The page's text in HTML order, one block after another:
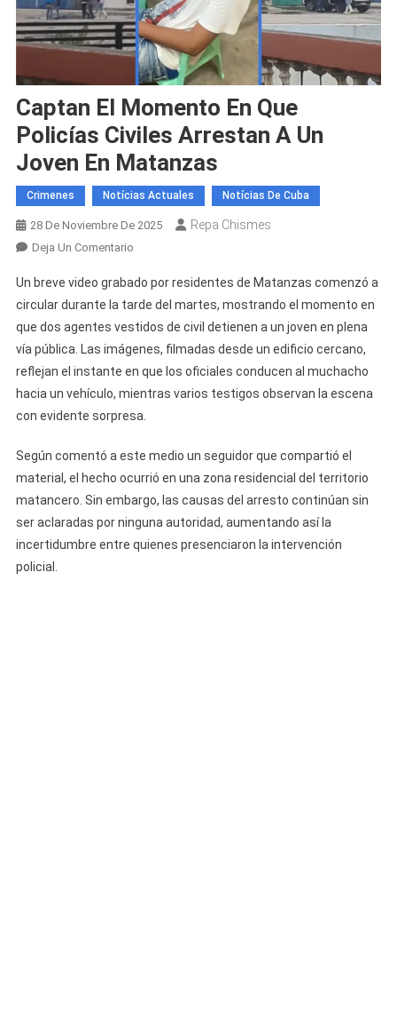
Captan El Momento En Que
Policías Civiles Arrestan A Un
Joven En Matanzas
Crimenes Notícias Actuales Notícias De Cuba
28 De Noviembre De 2025 Repa Chismes
Deja Un ComentarioEn
El
Momento
En
Que
Policías
Civiles
Arrestan
Un
Joven
Un breve video grabado por residentes de Matanzas comenzó a
circular durante la tarde del martes, mostrando el momento en
que dos agentes vestidos de civil detienen a un joven en plena
vía pública. Las imágenes, filmadas desde un edificio cercano,
reflejan el instante en que los oficiales conducen al muchacho
hacia un vehículo, mientras varios testigos observan la escena
con evidente sorpresa.
Según comentó a este medio un seguidor que compartió el
material, el hecho ocurrió en una zona residencial del territorio
matancero. Sin embargo, las causas del arresto continúan sin
ser aclaradas por ninguna autoridad, aumentando así la
incertidumbre entre quienes presenciaron la intervención
policial.